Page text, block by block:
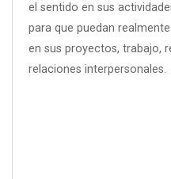
el sentido en sus
para que puedan
en sus proyectos, trabajo,
relaciones interpersonales.